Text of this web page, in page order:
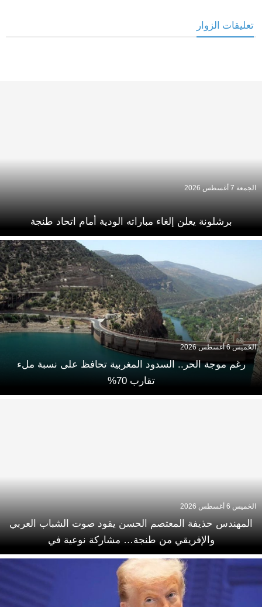
تعليقات الزوار
برشلونة يعلن إلغاء مباراته الودية أمام اتحاد طنجة
الجمعة 7 أغسطس 2026
رغم موجة الحر.. السدود المغربية تحافظ على نسبة ملء
تقارب 70%
الخميس 6 أغسطس 2026
المهندس حذيفة المعتصم الحسن يقود صوت الشباب العربي
والإفريقي من طنجة… مشاركة نوعية في
الخميس 6 أغسطس 2026